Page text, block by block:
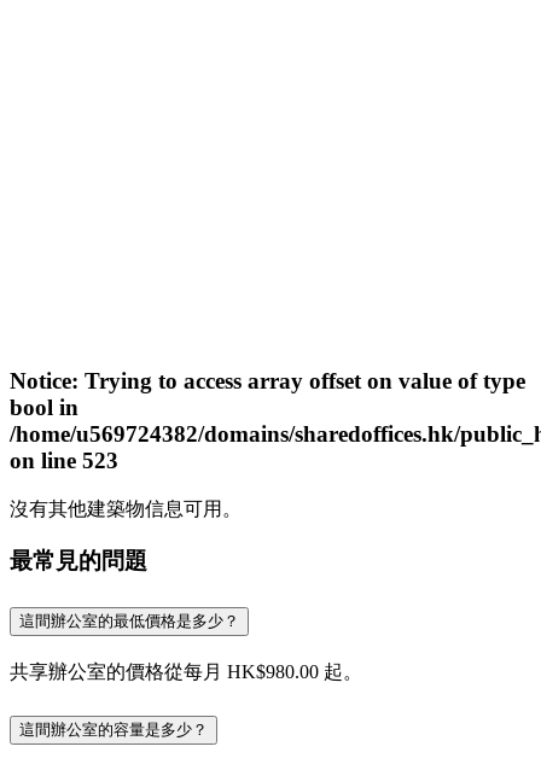
Notice: Trying to access array offset on value of type
bool in
/home/u569724382/domains/sharedoffices.hk/
on line 523
沒有其他建築物信息可用。
最常見的問題
這間辦公室的最低價格是多少？
共享辦公室的價格從每月 HK$980.00 起。
這間辦公室的容量是多少？